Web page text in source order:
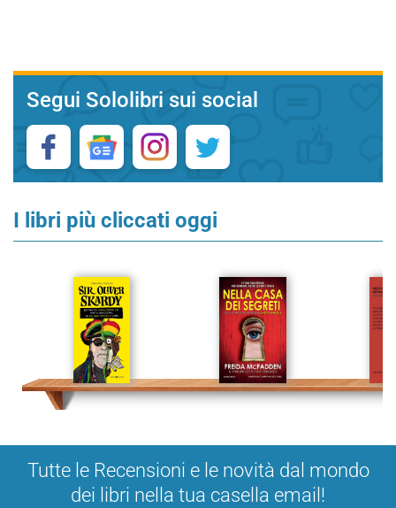
Segui Sololibri sui social
I libri più cliccati oggi
Tutte le Recensioni e le novità dal mondo
dei libri nella tua casella email!